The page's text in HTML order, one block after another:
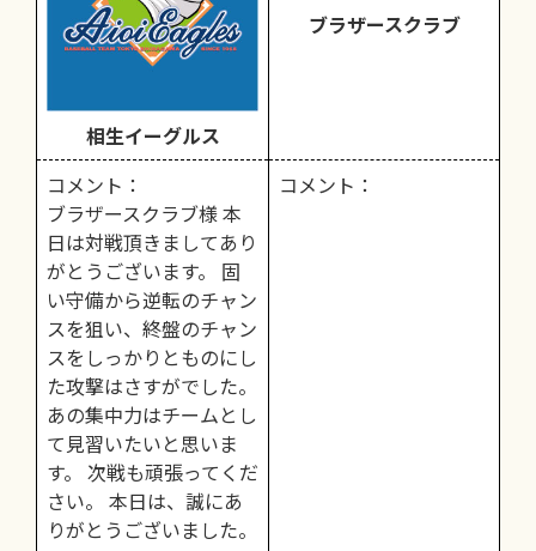
相生イーグルス
ブラザースクラブ
コメント：
ブラザースクラブ様 本
日は対戦頂きましてあり
がとうございます。 固
い守備から逆転のチャン
スを狙い、終盤のチャン
スをしっかりとものにし
た攻撃はさすがでした。
あの集中力はチームとし
て見習いたいと思いま
す。 次戦も頑張ってくだ
さい。 本日は、誠にあ
りがとうございました。
コメント：